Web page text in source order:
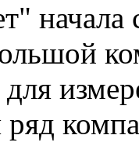
начала
ряд